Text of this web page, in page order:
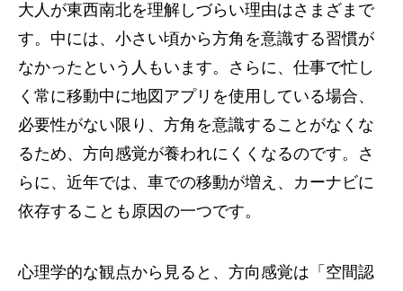
大人が東西南北を理解しづらい理由はさまざまで
す。中には、小さい頃から方角を意識する習慣が
なかったという人もいます。さらに、仕事で忙し
く常に移動中に地図アプリを使用している場合、
必要性がない限り、方角を意識することがなくな
るため、方向感覚が養われにくくなるのです。さ
らに、近年では、車での移動が増え、カーナビに
依存することも原因の一つです。
心理学的な観点から見ると、方向感覚は「空間認